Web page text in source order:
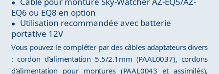
EQ6 ou EQ8 en option
Utilisation recommandée avec batterie
portative 12V
Vous pouvez le compléter par des câbles adaptateurs divers
: cordon d'alimentation 5.5/2.1mm (PAAL0037), cordons
d'alimentation pour montures (PAAL0043 et assimilés),